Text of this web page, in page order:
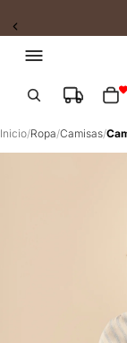
Slide 2 of 2
Inicio/Ropa/Camisas/